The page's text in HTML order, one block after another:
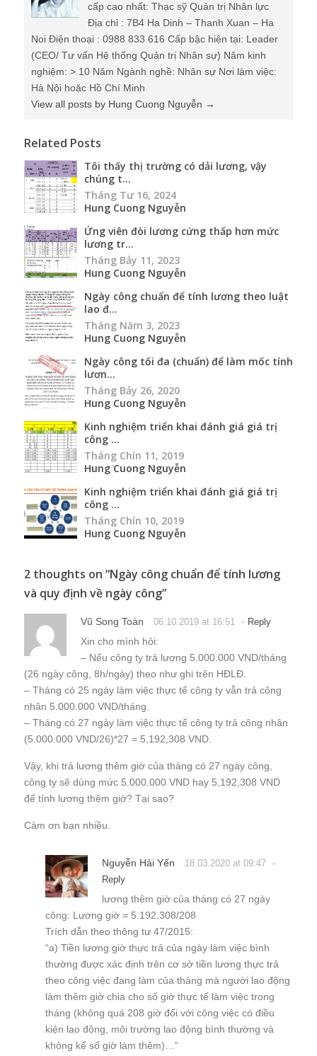
cấp cao nhất: Thạc sỹ Quản trị Nhân lực
Địa chỉ : 7B4 Ha Dinh – Thanh Xuan – Ha
Noi Điện thoại : 0988 833 616 Cấp bậc hiện tại: Leader
(CEO/ Tư vấn Hệ thống Quản trị Nhân sự) Năm kinh
nghiệm: > 10 Năm Ngành nghề: Nhân sự Nơi làm việc:
Hà Nội hoặc Hồ Chí Minh
View all posts by Hung Cuong Nguyễn →
Related Posts
Tôi thấy thị trường có dải lương, vậy
chúng t...
Tháng Tư 16, 2024
Hung Cuong Nguyễn
Ứng viên đòi lương cứng thấp hơn mức
lương tr...
Tháng Bảy 11, 2023
Hung Cuong Nguyễn
Ngày công chuẩn để tính lương theo luật
lao đ...
Tháng Năm 3, 2023
Hung Cuong Nguyễn
Ngày công tối đa (chuẩn) để làm mốc tính
lươn...
Tháng Bảy 26, 2020
Hung Cuong Nguyễn
Kinh nghiệm triển khai đánh giá giá trị
công ...
Tháng Chín 11, 2019
Hung Cuong Nguyễn
Kinh nghiệm triển khai đánh giá giá trị
công ...
Tháng Chín 10, 2019
Hung Cuong Nguyễn
2 thoughts on “Ngày công chuẩn để tính lương
và quy định về ngày công”
Vũ Song Toàn 06.10.2019 at 16:51 - Reply
Xin cho mình hỏi:
– Nếu công ty trả lương 5.000.000 VND/tháng
(26 ngày công, 8h/ngày) theo như ghi trên HĐLĐ.
– Tháng có 25 ngày làm việc thực tế công ty vẫn trả công
nhân 5.000.000 VND/tháng.
– Tháng có 27 ngày làm việc thực tế công ty trả công nhân
(5.000.000 VND/26)*27 = 5,192,308 VND.
Vậy, khi trả lương thêm giờ của tháng có 27 ngày công,
công ty sẽ dùng mức 5.000.000 VND hay 5,192,308 VND
để tính lương thêm giờ? Tại sao?
Cảm ơn bạn nhiều.
Nguyễn Hải Yến 18.03.2020 at 09:47 -
Reply
lương thêm giờ của tháng có 27 ngày
công: Lương giờ = 5.192.308/208
Trích dẫn theo thông tư 47/2015:
“a) Tiền lương giờ thực trả của ngày làm việc bình
thường được xác định trên cơ sở tiền lương thực trả
theo công việc đang làm của tháng mà người lao động
làm thêm giờ chia cho số giờ thực tế làm việc trong
tháng (không quá 208 giờ đối với công việc có điều
kiện lao động, môi trường lao động bình thường và
không kể số giờ làm thêm)…”